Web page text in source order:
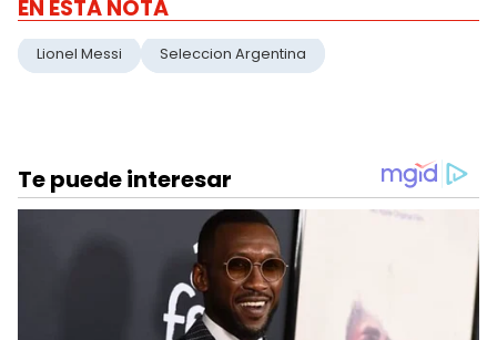
EN ESTA NOTA
Lionel Messi Seleccion Argentina